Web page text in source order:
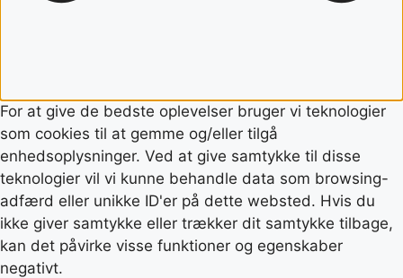
For at give de bedste oplevelser bruger vi teknologier
som cookies til at gemme og/eller tilgå
enhedsoplysninger. Ved at give samtykke til disse
teknologier vil vi kunne behandle data som browsing-
adfærd eller unikke ID'er på dette websted. Hvis du
ikke giver samtykke eller trækker dit samtykke tilbage,
kan det påvirke visse funktioner og egenskaber
negativt.